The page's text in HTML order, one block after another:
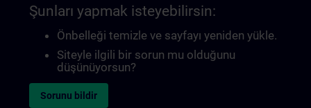
Şunları yapmak isteyebilirsin:
Önbelleği temizle ve sayfayı yeniden yükle.
Siteyle ilgili bir sorun mu olduğunu
düşünüyorsun?
Sorunu bildir